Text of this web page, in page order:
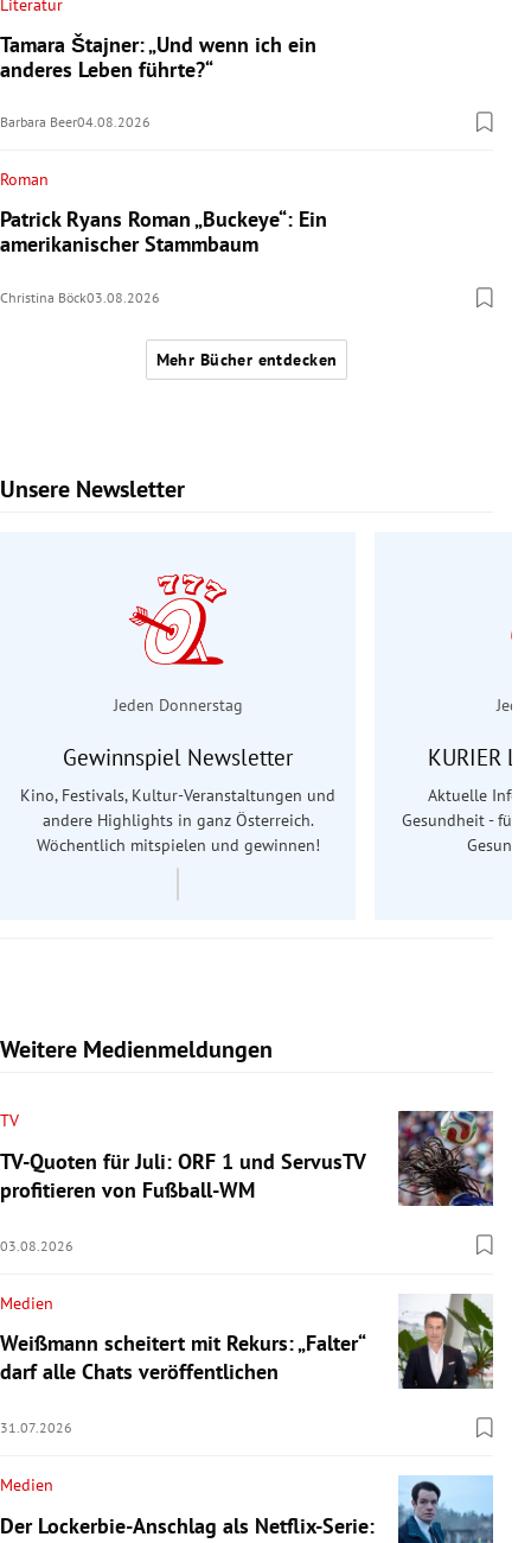
Tamara Štajner: „Und wenn ich ein
anderes Leben führte?“
Barbara Beer04.08.2026
Roman
Patrick Ryans Roman „Buckeye“: Ein
amerikanischer Stammbaum
Christina Böck03.08.2026
Mehr Bücher entdecken
Unsere Newsletter
Slide 1 von 6
Jeden Donnerstag
Gewinnspiel Newsletter
Kino, Festivals, Kultur-Veranstaltungen und
andere Highlights in ganz Österreich.
Wöchentlich mitspielen und gewinnen!
KURIER
Aktuelle
Gesundheit - für
Weitere Medienmeldungen
TV
TV-Quoten für Juli: ORF 1 und ServusTV
profitieren von Fußball-WM
03.08.2026
Medien
Weißmann scheitert mit Rekurs: „Falter“
darf alle Chats veröffentlichen
31.07.2026
Medien
Der Lockerbie-Anschlag als Netflix-Serie: